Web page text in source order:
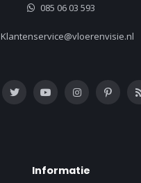
085 06 03 593
Klantenservice@vloerenvisie.nl
Informatie